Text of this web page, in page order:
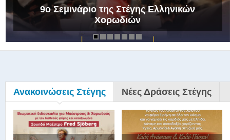
9ο Σεμινάριο της Στέγης Ελληνικών
Χορωδιών
Ανακοινώσεις Στέγης Νέες Δράσεις Στέγης